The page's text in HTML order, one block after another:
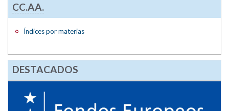
CC.AA.
Índices por materias
DESTACADOS